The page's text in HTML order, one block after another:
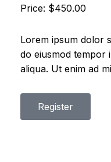
Price: $450.00
Lorem ipsum dolor
do eiusmod tempor
aliqua. Ut enim ad
Register